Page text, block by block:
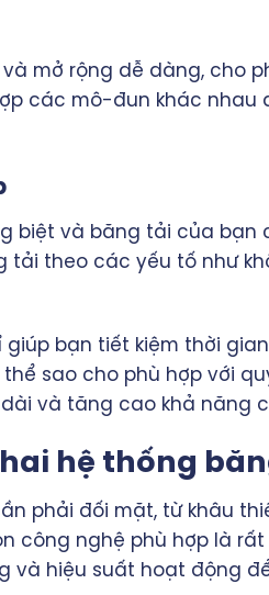
mở rộng dễ dàng, cho
các mô-đun khác
biệt và băng tải của bạn
theo các yếu tố như
bạn tiết kiệm thời
sao cho phù hợp với
và tăng cao khả năng
hệ thống
phải đối mặt, từ khâu
công nghệ phù hợp là rất
và hiệu suất hoạt động